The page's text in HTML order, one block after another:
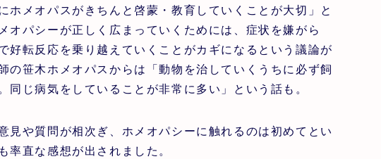
ホメオパスがきちんと啓蒙・教育していくことが大切」と
オパシーが正しく広まっていくためには、症状を嫌がら
好転反応を乗り越えていくことがカギになるという議論が
の笹木ホメオパスからは「動物を治していくうちに必ず飼
同じ病気をしていることが非常に多い」という話も。
や質問が相次ぎ、ホメオパシーに触れるのは初めてとい
率直な感想が出されました。